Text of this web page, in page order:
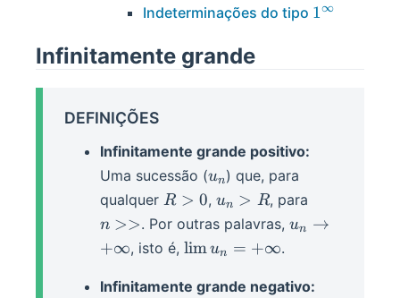
{u_n}
Indeterminações do tipo 1^\infin
1∞
Infinitamente grande
DEFINIÇÕES
Infinitamente grande positivo:
Uma sucessão (u_n
un) que, para
qualquer R>0
R > 0, u_n>R
un > R, para
n >>. Por outras palavras,un
→
+∞, isto é, \lim
limun = +∞.
Infinitamente grande negativo: